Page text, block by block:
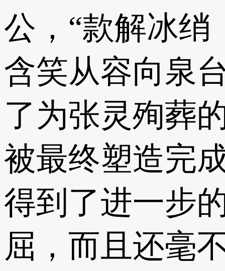
公，“款解冰绡
含笑从容向泉
了为张灵殉葬
被最终塑造完
得到了进一步
屈，而且还毫